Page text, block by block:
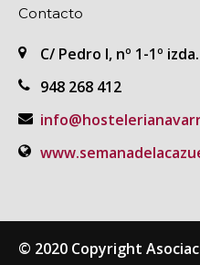
Contacto
C/ Pedro I, nº 1-1º
948 268 412
© 2020 Copyright